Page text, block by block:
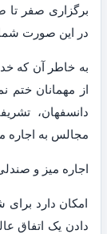
برگزاری صفر
در این صورت شما
به خاطر آن که
از مهمانان ختم
دانسفهان،
مجالس به اجاره
اجاره میز و
امکان دارد
دادن یک اتفاق